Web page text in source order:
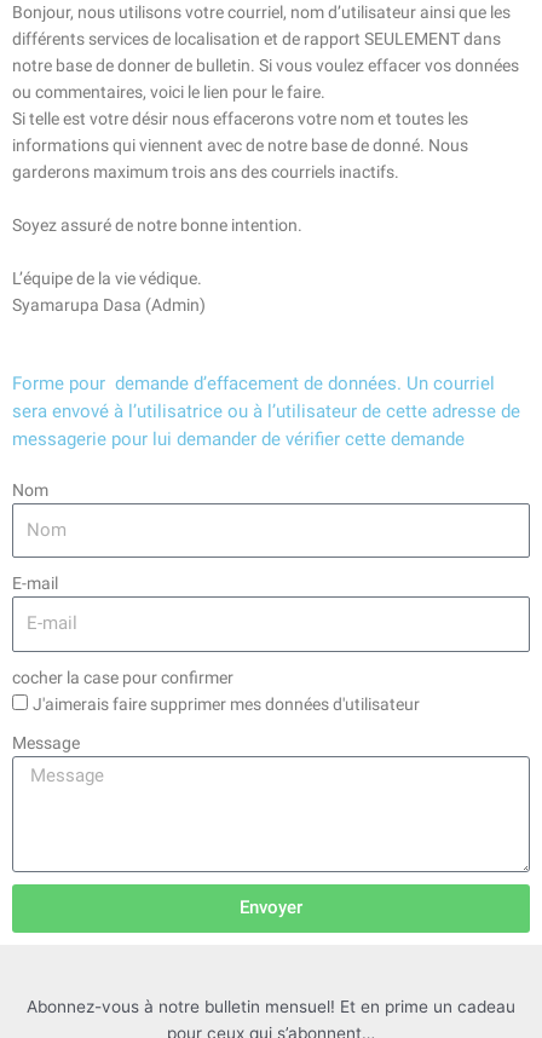
Bonjour, nous utilisons votre courriel, nom d’utilisateur ainsi que les
différents services de localisation et de rapport SEULEMENT dans
notre base de donner de bulletin. Si vous voulez effacer vos données
ou commentaires, voici le lien pour le faire.
Si telle est votre désir nous effacerons votre nom et toutes les
informations qui viennent avec de notre base de donné. Nous
garderons maximum trois ans des courriels inactifs.
Soyez assuré de notre bonne intention.
L’équipe de la vie védique.
Syamarupa Dasa (Admin)
Forme pour demande d’effacement de données. Un courriel
sera envové à l’utilisatrice ou à l’utilisateur de cette adresse de
messagerie pour lui demander de vérifier cette demande
Nom
E-mail
cocher la case pour confirmer
J'aimerais faire supprimer mes données d'utilisateur
Message
Envoyer
Abonnez-vous à notre bulletin mensuel! Et en prime un cadeau
pour ceux qui s’abonnent…